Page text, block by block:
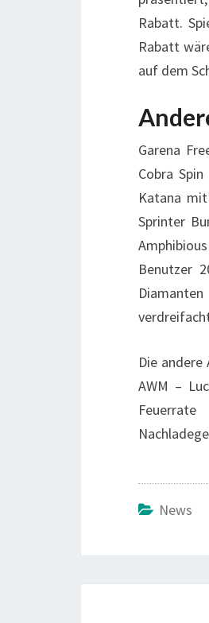
Rabatt.
Rabatt
auf dem
Garena
Cobra
Katana
Sprinter
Benutzer
Die
AWM –
News